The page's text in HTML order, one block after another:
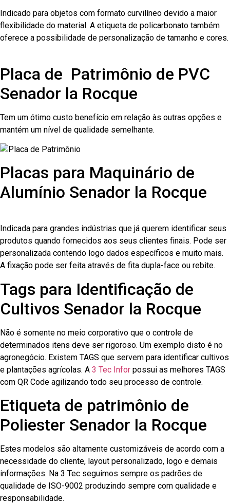
Indicado para objetos com formato curvilíneo devido a maior
flexibilidade do material. A etiqueta de policarbonato também
oferece a possibilidade de personalização de tamanho e cores.
Placa de Patrimônio de PVC
Senador la Rocque
Tem um ótimo custo benefício em relação às outras opções e
mantém um nível de qualidade semelhante.
Placas para Maquinário de
Alumínio Senador la Rocque
Indicada para grandes indústrias que já querem identificar seus
produtos quando fornecidos aos seus clientes finais. Pode ser
personalizada contendo logo dados específicos e muito mais.
A fixação pode ser feita através de fita dupla-face ou rebite.
Tags para Identificação de
Cultivos Senador la Rocque
Não é somente no meio corporativo que o controle de
determinados itens deve ser rigoroso. Um exemplo disto é no
agronegócio. Existem TAGS que servem para identificar cultivos
e plantações agrícolas. A 3 Tec Infor possui as melhores TAGS
com QR Code agilizando todo seu processo de controle.
Etiqueta de patrimônio de
Poliester Senador la Rocque
Estes modelos são altamente customizáveis de acordo com a
necessidade do cliente, layout personalizado, logo e demais
informações. Na 3 Tec seguimos sempre os padrões de
qualidade de ISO-9002 produzindo sempre com qualidade e
responsabilidade.